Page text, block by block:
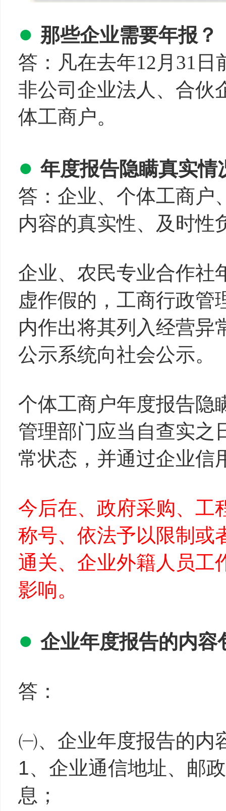
● 那些企业需要年报？
答：凡在去年12月31
非公司企业法人、合伙
体工商户。
● 年度报告隐瞒真实
答：企业、个体工商户
内容的真实性、及时性
企业、农民专业合作社
虚作假的，工商行政管
内作出将其列入经营异
公示系统向社会公示。
个体工商户年度报告隐
管理部门应当自查实之
常状态，并通过企业信
今后在、政府采购、工
称号、依法予以限制或
通关、企业外籍人员工
影响。
● 企业年度报告的内容
答：
㈠、企业年度报告的内
1、企业通信地址、邮
息；